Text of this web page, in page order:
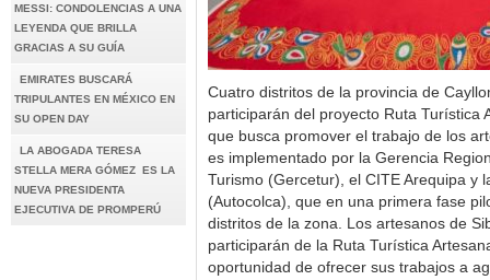
MESSI: CONDOLENCIAS A UNA
LEYENDA QUE BRILLA
GRACIAS A SU GUÍA
EMIRATES BUSCARÁ
TRIPULANTES EN MÉXICO EN
SU OPEN DAY
LA ABOGADA TERESA
STELLA MERA GÓMEZ ES LA
NUEVA PRESIDENTA
EJECUTIVA DE PROMPERÚ
Cuatro distritos de la provincia de
participarán del proyecto Ruta Turística
que busca promover el trabajo de los
es implementado por la Gerencia
Turismo (Gercetur), el CITE Arequipa y
(Autocolca), que en una primera fase
distritos de la zona. Los artesanos de
participarán de la Ruta Turística
oportunidad de ofrecer sus trabajos a